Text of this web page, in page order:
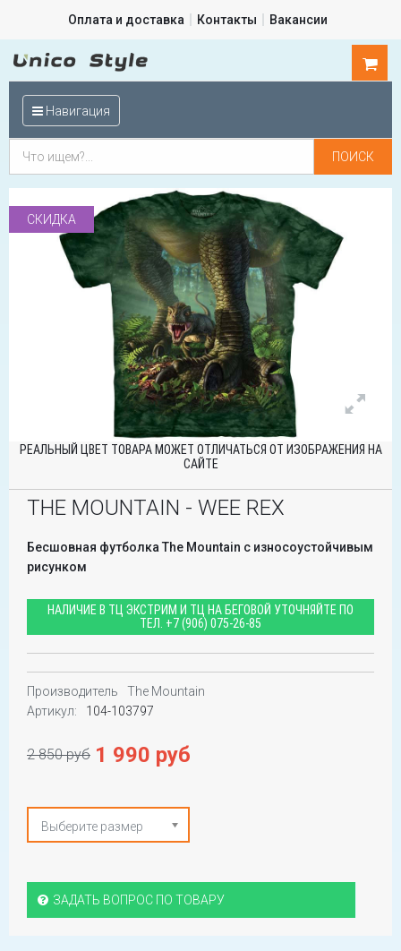
Оплата и доставка Контакты Вакансии
Навигация
СКИДКА
РЕАЛЬНЫЙ ЦВЕТ ТОВАРА МОЖЕТ ОТЛИЧАТЬСЯ ОТ ИЗОБРАЖЕНИЯ НА
САЙТЕ
THE MOUNTAIN - WEE REX
Бесшовная футболка The Mountain с износоустойчивым
рисунком
НАЛИЧИЕ В ТЦ ЭКСТРИМ И ТЦ НА БЕГОВОЙ УТОЧНЯЙТЕ ПО
ТЕЛ. +7 (906) 075-26-85
Производитель
The Mountain
Артикул:
104-103797
2 850 руб 1 990 руб
Выберите размер
ЗАДАТЬ ВОПРОС ПО ТОВАРУ